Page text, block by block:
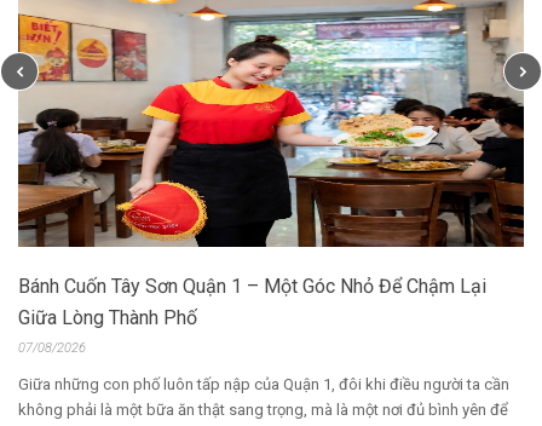
Bánh Cuốn Tây Sơn Quận 1 – Một Góc Nhỏ Để Chậm Lại
Giữa Lòng Thành Phố
07/08/2026
Giữa những con phố luôn tấp nập của Quận 1, đôi khi điều người ta cần
không phải là một bữa ăn thật sang trọng, mà là một nơi đủ bình yên để